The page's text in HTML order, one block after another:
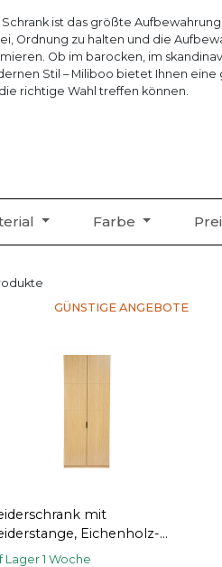
ist das größte
Ordnung zu halten und die
Ob im barocken, im
Stil – Miliboo bietet Ihnen
richtige Wahl treffen können.
Farbe
GÜNSTIGE ANGEBOTE
mit
Eichenholz-
L90 cm GARENCE
Lager 1 Woche